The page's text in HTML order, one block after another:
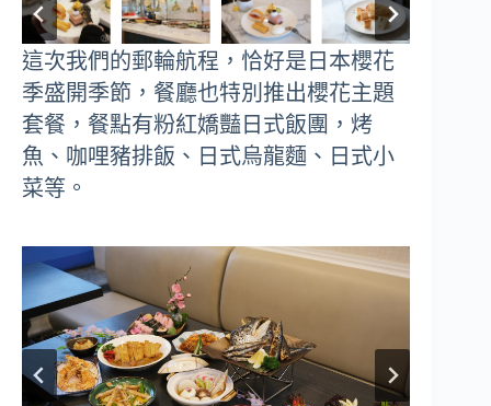
這次我們的郵輪航程，恰好是日本櫻花
季盛開季節，餐廳也特別推出櫻花主題
套餐，餐點有粉紅嬌豔日式飯團，烤
魚、咖哩豬排飯、日式烏龍麵、日式小
菜等。